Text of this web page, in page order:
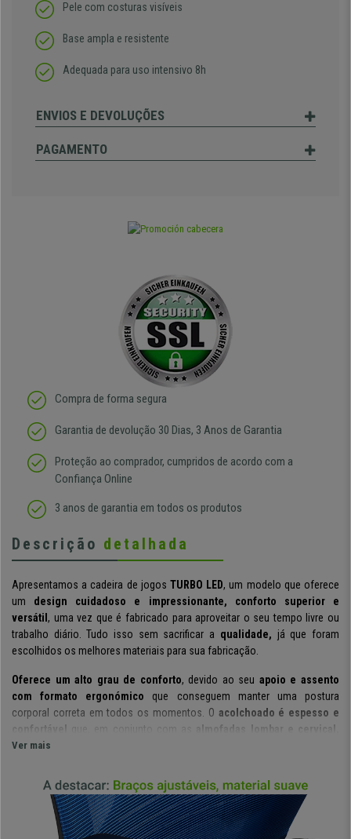
Pele com costuras visíveis
Base ampla e resistente
Adequada para uso intensivo 8h
ENVIOS E DEVOLUÇÕES
PAGAMENTO
Compra de forma segura
Garantia de devolução 30 Dias, 3 Anos de Garantia
Proteção ao comprador, cumpridos de acordo com a
Confiança Online
3 anos de garantia em todos os produtos
Descrição detalhada
Apresentamos a cadeira de jogos TURBO LED, um modelo que oferece
um design cuidadoso e impressionante, conforto superior e
versátil, uma vez que é fabricado para aproveitar o seu tempo livre ou
trabalho diário. Tudo isso sem sacrificar a qualidade, já que foram
escolhidos os melhores materiais para sua fabricação.
Oferece um alto grau de conforto, devido ao seu apoio e assento
com formato ergonómico que conseguem manter uma postura
corporal correta em todos os momentos. O acolchoado é espesso e
confortável que, em conjunto com as
almofadas lombar e cervical,
aumentam o conforto da coluna.
nome sugere. Tem os melhoresdetalhes e acabamentos,como
costura visível e as cores contrastantes.Outro destaque é a barra
LED à volta do assento, que é controlada por um comando sem fios.
Ver mais